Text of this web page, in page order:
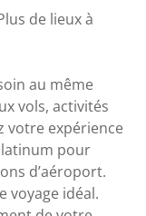
de lieux à
au même
vols, activités
votre expérience
pour
d’aéroport.
voyage idéal.